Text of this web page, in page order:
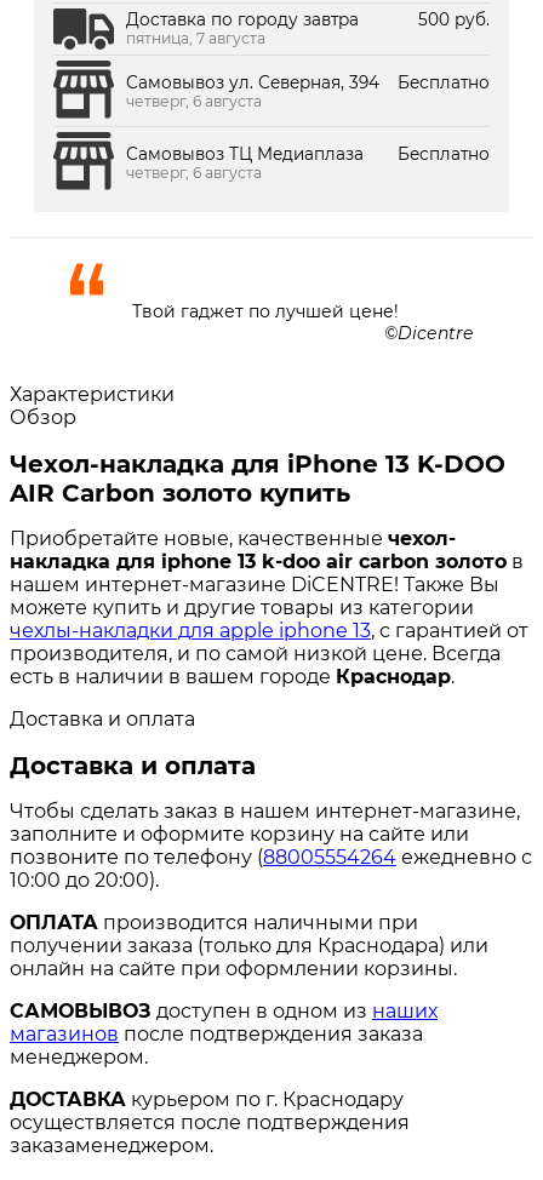
Доставка по городу завтра 500 руб.
пятница, 7 августа
Самовывоз ул. Северная, 394 Бесплатно
четверг, 6 августа
Самовывоз ТЦ Медиаплаза Бесплатно
четверг, 6 августа
Твой гаджет по лучшей цене!
Dicentre
Характеристики
Обзор
Чехол-накладка для iPhone 13 K-DOO
AIR Carbon золото купить
Приобретайте новые, качественные чехол-
накладка для iphone 13 k-doo air carbon золото в
нашем интернет-магазине DiCENTRE! Также Вы
можете купить и другие товары из категории
чехлы-накладки для apple iphone 13, с гарантией от
производителя, и по самой низкой цене. Всегда
есть в наличии в вашем городе Краснодар.
Доставка и оплата
Доставка и оплата
Чтобы сделать заказ в нашем интернет-магазине,
заполните и оформите корзину на сайте или
позвоните по телефону (88005554264 ежедневно с
10:00 до 20:00).
ОПЛАТА производится наличными при
получении заказа (только для Краснодара) или
онлайн на сайте при оформлении корзины.
САМОВЫВОЗ доступен в одном из наших
магазинов после подтверждения заказа
менеджером.
ДОСТАВКА курьером по г. Краснодару
осуществляется после подтверждения
заказаменеджером.